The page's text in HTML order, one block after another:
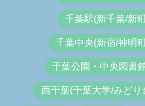
千葉駅(新千葉/新
千葉中央(新宿/神明
千葉公園・中央図書
西千葉(千葉大学/みどり